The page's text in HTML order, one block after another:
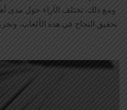
ومع ذلك، تختلف الآراء حول مدى
تحقيق النجاح في هذه الألعاب،